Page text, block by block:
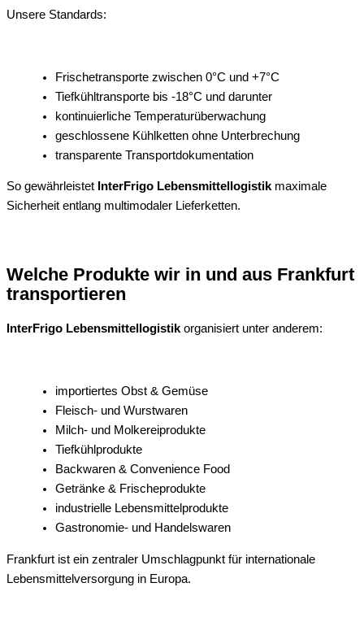
Unsere Standards:
Frischetransporte zwischen 0°C und +7°C
Tiefkühltransporte bis -18°C und darunter
kontinuierliche Temperaturüberwachung
geschlossene Kühlketten ohne Unterbrechung
transparente Transportdokumentation
So gewährleistet InterFrigo Lebensmittellogistikmaximale
Sicherheit entlang multimodaler Lieferketten.
Welche Produkte wir in und aus Frankfurt
transportieren
InterFrigo Lebensmittellogistik organisiert unter anderem:
importiertes Obst & Gemüse
Fleisch- und Wurstwaren
Milch- und Molkereiprodukte
Tiefkühlprodukte
Backwaren & Convenience Food
Getränke & Frischeprodukte
industrielle Lebensmittelprodukte
Gastronomie- und Handelswaren
Frankfurt ist ein zentraler Umschlagpunkt für internationale
Lebensmittelversorgung in Europa.